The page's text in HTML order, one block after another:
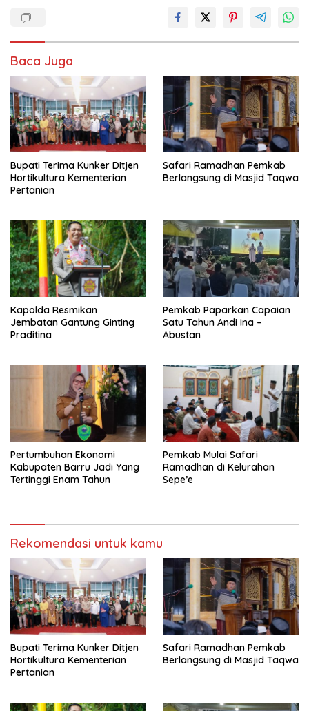
Baca Juga
Bupati Terima Kunker Ditjen
Hortikultura Kementerian
Pertanian
Safari Ramadhan Pemkab
Berlangsung di Masjid Taqwa
Kapolda Resmikan
Jembatan Gantung Ginting
Praditina
Pemkab Paparkan Capaian
Satu Tahun Andi Ina –
Abustan
Pertumbuhan Ekonomi
Kabupaten Barru Jadi Yang
Tertinggi Enam Tahun
Pemkab Mulai Safari
Ramadhan di Kelurahan
Sepe’e
Rekomendasi untuk kamu
Bupati Terima Kunker Ditjen
Hortikultura Kementerian
Pertanian
Safari Ramadhan Pemkab
Berlangsung di Masjid Taqwa